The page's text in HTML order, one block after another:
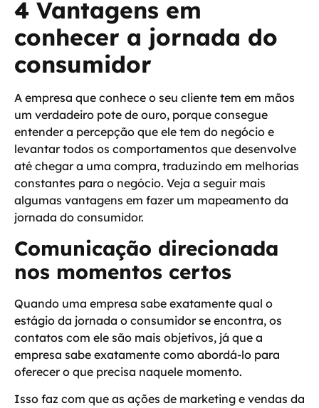
4 Vantagens em
conhecer a jornada do
consumidor
A empresa que conhece o seu cliente tem em mãos
um verdadeiro pote de ouro, porque consegue
entender a percepção que ele tem do negócio e
levantar todos os comportamentos que desenvolve
até chegar a uma compra, traduzindo em melhorias
constantes para o negócio. Veja a seguir mais
algumas vantagens em fazer um mapeamento da
jornada do consumidor.
Comunicação direcionada
nos momentos certos
Quando uma empresa sabe exatamente qual o
estágio da jornada o consumidor se encontra, os
contatos com ele são mais objetivos, já que a
empresa sabe exatamente como abordá-lo para
oferecer o que precisa naquele momento.
Isso faz com que as ações de marketing e vendas da